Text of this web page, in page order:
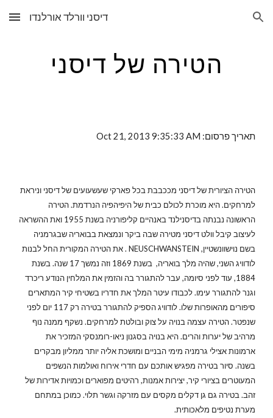
Skip to main content Skip to navigation דיסני וורלד אורלנדו
הטירה של דיסני
תאריך פרסום: Oct 21, 2013 9:35:33 AM
הטירה הציורית של דיסני מככבבת בכל פארקי שעשעועים של דיסני וניראת
למרחקים. היא מוכרת לכולם כבית של היפיהפיה הנרדמת. הטירה
הראשונה נבנתה בדיסנילנד באנהיים קליפורניה בשנת 1955 ואת ההשראה
לעיצוב קיבל וולט דיסני מטירה שבה ביקר ונמצאת בבואריה שבגרמניה
בשם נוישוונשטיין, NEUSCHWANSTEIN . את הטירה המקורית החל לבנות
לודוויג השני, שהיה מלך בואריה, בשנת 1869 וזה נמשך 17 שנה. בשנת
1884, עוד לפני סיומה, עבר להתגורר בה והזמין את המלחין הנודע ריכרד
וגנר להתגורר עימו. לכבודו עיטר המלך את חדריו בשטיחי קיר המתארים
סיפורים מהאופרות שלו. לודוויג הספיק להתגורר בטירה רק 117 יום לפני
שנפטר. הטירה עצמה בנויה על צוק ובולטת למרחקים. נשקף ממנה נוף
מרהיב של יערות והרים. היא בנויה בסגנון ניאו-רומנסקי המזכיר את
ארמונות אצילי גרמניה מימי הבניים ומושכת אליה יותר ממליון מבקרים
בשנה. סיור בטירה מפגיש אותכם עם חדרי אירוח ואולמות הנשפים
המעוטרים בציורי קיר, יצירות אמנות, רהיטים מפוארים וכמויות אדירות של
זהב. בטירה גם גן דקלים מקסים עם מזרקה וגשר תלוי. כמוכן במתחם
מערת נטיפים מלאכותית.